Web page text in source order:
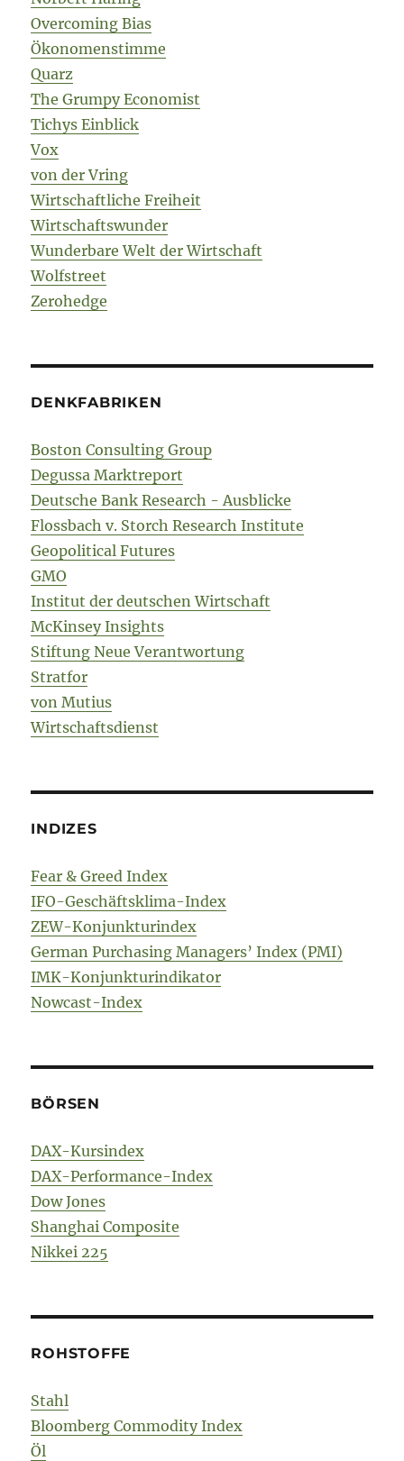
Overcoming Bias
Ökonomenstimme
Quarz
The Grumpy Economist
Tichys Einblick
Vox
von der Vring
Wirtschaftliche Freiheit
Wirtschaftswunder
Wunderbare Welt der Wirtschaft
Wolfstreet
Zerohedge
DENKFABRIKEN
Boston Consulting Group
Degussa Marktreport
Deutsche Bank Research - Ausblicke
Flossbach v. Storch Research Institute
Geopolitical Futures
GMO
Institut der deutschen Wirtschaft
McKinsey Insights
Stiftung Neue Verantwortung
Stratfor
von Mutius
Wirtschaftsdienst
INDIZES
Fear & Greed Index
IFO-Geschäftsklima-Index
ZEW-Konjunkturindex
German Purchasing Managers’ Index (PMI)
IMK-Konjunkturindikator
Nowcast-Index
BÖRSEN
DAX-Kursindex
DAX-Performance-Index
Dow Jones
Shanghai Composite
Nikkei 225
ROHSTOFFE
Stahl
Bloomberg Commodity Index
Öl